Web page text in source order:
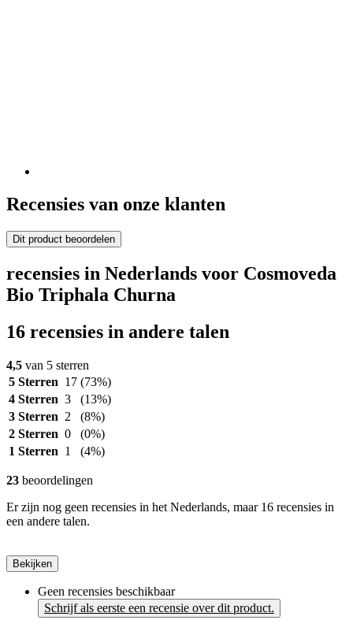
Recensies van onze klanten
Dit product beoordelen
recensies in Nederlands voor Cosmoveda
Bio Triphala Churna
16 recensies in andere talen
4,5 van 5 sterren
5 Sterren 17 (73%)
4 Sterren 3
(13%)
3 Sterren 2
(8%)
2 Sterren 0
(0%)
1 Sterren 1 (4%)
23 beoordelingen
Er zijn nog geen recensies in het Nederlands, maar 16 recensies in
een andere talen.
Bekijken
Geen recensies beschikbaar
Schrijf als eerste een recensie over dit product.